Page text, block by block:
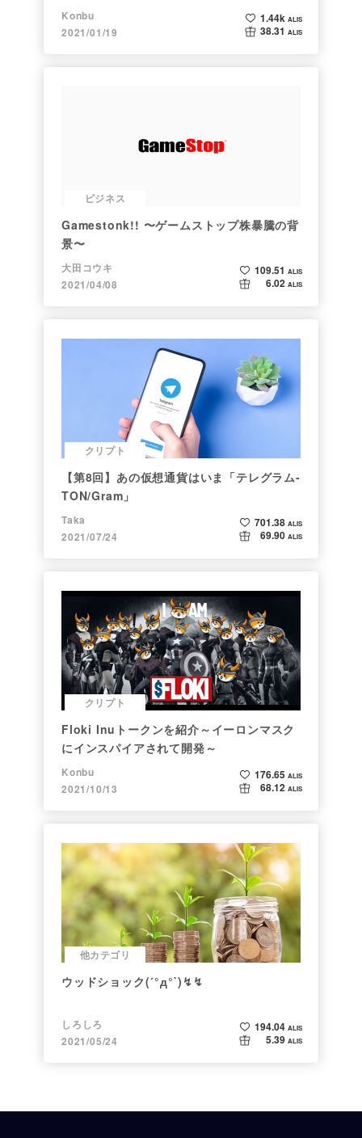
まで。注目される非証券性🐶
Konbu
2021/01/19
1.44k ALIS
38.31 ALIS
ビジネス
Gamestonk!! 〜ゲームストップ株暴騰の背
景〜
大田コウキ
2021/04/08
109.51 ALIS
6.02 ALIS
クリプト
【第8回】あの仮想通貨はいま「テレグラム-
TON/Gram」
Taka
2021/07/24
701.38 ALIS
69.90 ALIS
クリプト
Floki Inuトークンを紹介～イーロンマスク
にインスパイアされて開発～
Konbu
2021/10/13
176.65 ALIS
68.12 ALIS
他カテゴリ
ウッドショック(´°д°`)↯↯
しろしろ
2021/05/24
194.04 ALIS
5.39 ALIS